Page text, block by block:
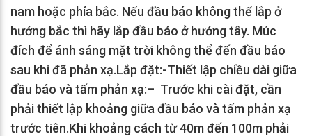
nam hoặc phía bắc. Nếu đầu báo không thể lắp ở
hướng bắc thì hãy lắp đầu báo ở hướng tây. Múc
đích để ánh sáng mặt trời không thể đến đầu báo
sau khi đã phản xạ.Lắp đặt:-Thiết lập chiều dài giữa
đầu báo và tấm phản xạ:– Trước khi cài đặt, cần
phải thiết lập khoảng giữa đầu báo và tấm phản xạ
trước tiên.Khi khoảng cách từ 40m đến 100m phải